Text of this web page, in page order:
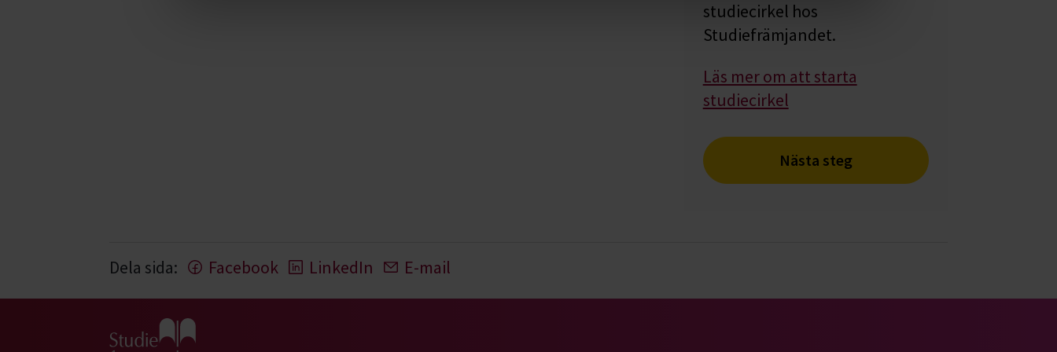
studiecirkel hos
Studiefrämjandet.
Läs mer om att starta
studiecirkel
Nästa steg
Dela sida: Facebook LinkedIn E-mail
Gå till studiefrämjandets startsida